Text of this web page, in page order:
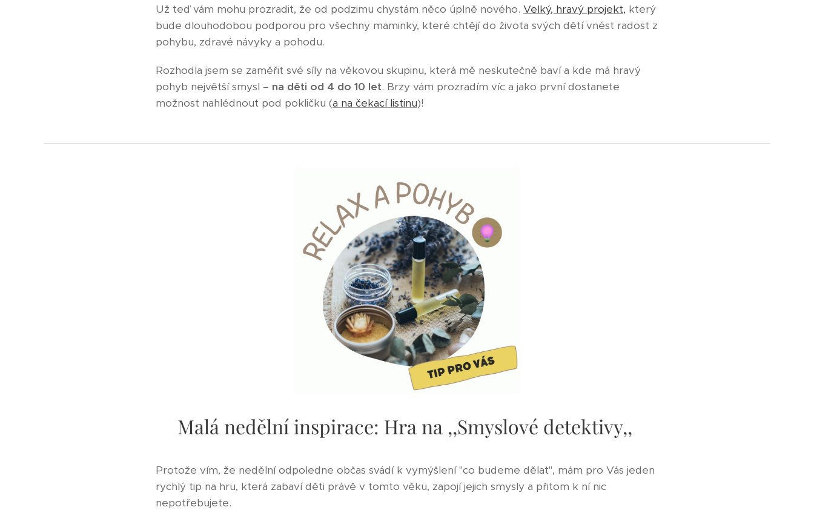
Už teď vám mohu prozradit, že od podzimu chystám něco úplně nového. Velký, hravý projekt, který
bude dlouhodobou podporou pro všechny maminky, které chtějí do života svých dětí vnést radost z
pohybu, zdravé návyky a pohodu.
Rozhodla jsem se zaměřit své síly na věkovou skupinu, která mě neskutečně baví a kde má hravý
pohyb největší smysl – na děti od 4 do 10 let. Brzy vám prozradím víc a jako první dostanete
možnost nahlédnout pod pokličku (a na čekací listinu)!
Malá nedělní inspirace: Hra na ,,Smyslové detektivy,,
Protože vím, že nedělní odpoledne občas svádí k vymýšlení "co budeme dělat", mám pro Vás jeden
rychlý tip na hru, která zabaví děti právě v tomto věku, zapojí jejich smysly a přitom k ní nic
nepotřebujete.